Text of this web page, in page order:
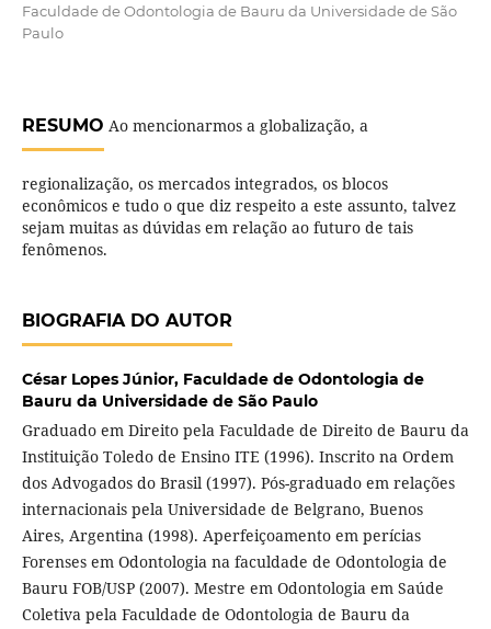
Faculdade de Odontologia de Bauru da Universidade de São
Paulo
RESUMO Ao mencionarmos a globalização, a
regionalização, os mercados integrados, os blocos
econômicos e tudo o que diz respeito a este assunto, talvez
sejam muitas as dúvidas em relação ao futuro de tais
fenômenos.
BIOGRAFIA DO AUTOR
César Lopes Júnior, Faculdade de Odontologia de
Bauru da Universidade de São Paulo
Graduado em Direito pela Faculdade de Direito de Bauru da
Instituição Toledo de Ensino ITE (1996). Inscrito na Ordem
dos Advogados do Brasil (1997). Pós-graduado em relações
internacionais pela Universidade de Belgrano, Buenos
Aires, Argentina (1998). Aperfeiçoamento em perícias
Forenses em Odontologia na faculdade de Odontologia de
Bauru FOB/USP (2007). Mestre em Odontologia em Saúde
Coletiva pela Faculdade de Odontologia de Bauru da